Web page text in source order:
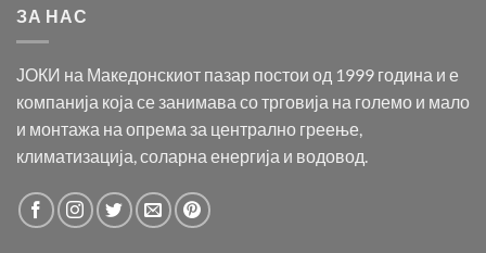
ЗА НАС
ЈОКИ на Македонскиот пазар постои од 1999 година и е
компанија која се занимава со трговија на големо и мало
и монтажа на опрема за централно греење,
климатизација, соларна енергија и водовод.